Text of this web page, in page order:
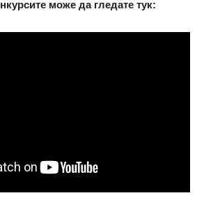
може да гледате тук: